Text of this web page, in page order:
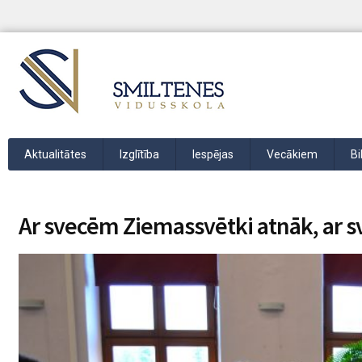
Aktualitātes Izglītība Iespējas Vecākiem
Ar svecēm Ziemassvētki atnāk, ar